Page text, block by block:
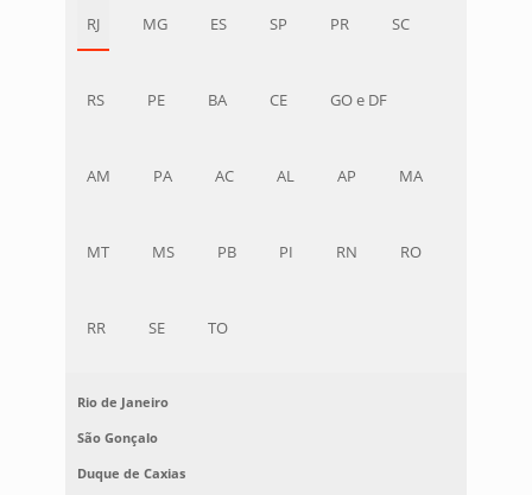
RJ MG ES SP PR SC
RS PE BA CE GO e DF
AM PA AC AL AP MA
MT MS PB PI RN RO
RR SE TO
Rio de Janeiro
São Gonçalo
Duque de Caxias